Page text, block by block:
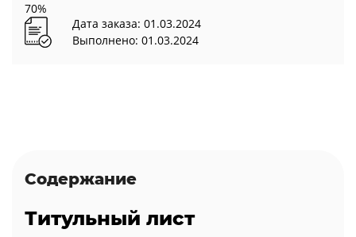
70%
Дата заказа: 01.03.2024
Выполнено: 01.03.2024
Содержание
Титульный лист